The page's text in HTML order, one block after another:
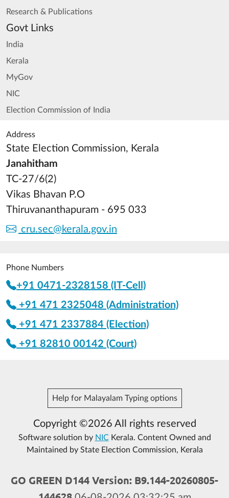
Research & Publications
Govt Links
India
Kerala
MyGov
NIC
Election Commission of India
Address
State Election Commission, Kerala
Janahitham
TC-27/6(2)
Vikas Bhavan P.O
Thiruvananthapuram - 695 033
cru.sec@kerala.gov.in
Phone Numbers
+91 0471-2328158 (IT-Cell)
+91 471 2325048 (Administration)
+91 471 2337884 (Election)
+91 82810 00142 (Court)
Help for Malayalam Typing options
Copyright ©2026 All rights reserved
Software solution by NICKerala. Content Owned and
Maintained by State Election Commission, Kerala
GO GREEN D144 Version: B9.144-20260805-